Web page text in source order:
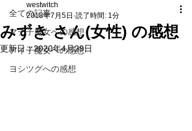
全ての記事
マチ子魔女への感想
アイ子魔女への感想
ヨシツグへの感想
みずき さん(女性) の感想
westwitch
2018年7月5日 読了時間: 1分
更新日：2020年4月29日